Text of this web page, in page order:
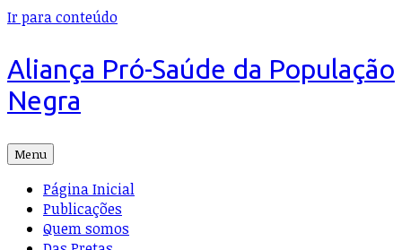
Ir para conteúdo
Aliança Pró-Saúde da População
Negra
Menu
Página Inicial
Publicações
Quem somos